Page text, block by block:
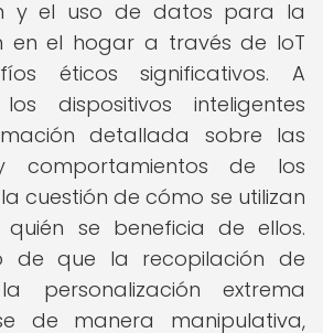
y el uso de datos para la
en el hogar a través de IoT
éticos significativos. A
dispositivos inteligentes
detallada sobre las
comportamientos de los
cuestión de cómo se utilizan
se beneficia de ellos.
de que la recopilación de
personalización extrema
de manera manipulativa,